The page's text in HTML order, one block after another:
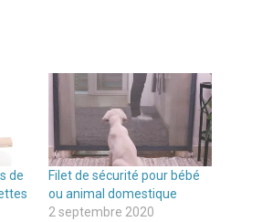
de
Filet de sécurité pour bébé
ou animal domestique
2 septembre 2020